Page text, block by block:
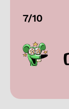
7/10